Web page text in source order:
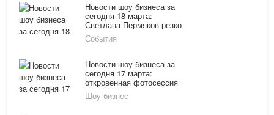
Новости шоу бизнеса за
сегодня 18 марта:
Светлана Пермяков резко
помолодела, бывший муж
Равшаны Курковой нашел
События
Новости шоу бизнеса за
сегодня 17 марта:
откровенная фотосессия
Водонаевой, обнаженная
Равшана Куркова,
Шоу-бизнес